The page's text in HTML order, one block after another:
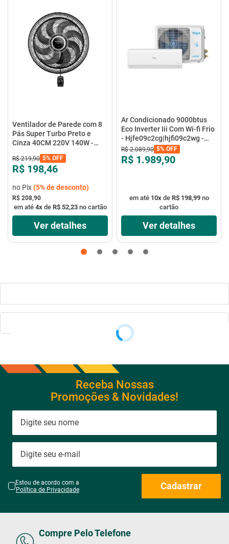
Ventilador de Parede com 8
Pás Super Turbo Preto e
Cinza 40CM 220V 140W -
R$ 219,90 5% OFF
R$ 198,46
no Pix(5%de desconto)
R$ 208,90
em até 4xde R$ 52,23no cartão
Ver detalhes
Ar Condicionado 9000btus
Eco Inverter Iii Com Wi-fi Frio
- Hjfe09c2cg|hjfi09c2wg -
Elgin
R$ 2.089,90 5% OFF
R$ 1.989,90
em até 10xde R$ 198,99no
cartão
Ver detalhes
Receba Nossas
Promoções & Novidades!
Estou de acordo com a
Política de Privacidade
Cadastrar
Compre Pelo Telefone